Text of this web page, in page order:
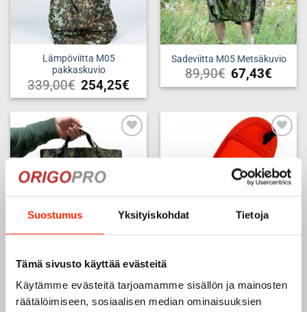
Suostumus Yksityiskohdat Tietoja
Tämä sivusto käyttää evästeitä
Käytämme evästeitä tarjoamamme sisällön ja mainosten
räätälöimiseen, sosiaalisen median ominaisuuksien
Lämpöviitta M05
pakkaskuvio
339,00€ 254,25€
Sadeviitta M05 Metsäkuvio
89,90€ 67,43€
wishlist
ODOTTAA
Kangaskassi M05 Origopro
6,90€
Add to
wishlist
Trail, MOLLE- kiinnityksellä,
oranssi